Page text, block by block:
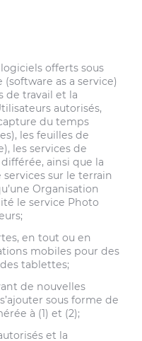
offerts sous
as a service)
de travail et la
autorisés,
du temps
les feuilles de
les services de
ainsi que la
sur le terrain
Organisation
le service Photo
en tout ou en
mobiles pour des
tablettes;
de nouvelles
sous forme de
à (1) et (2);
et la